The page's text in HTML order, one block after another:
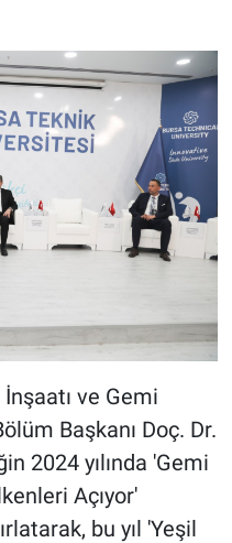
ve Gemi
Başkanı Doç. Dr.
2024 yılında 'Gemi
Açıyor'
bu yıl 'Yeşil